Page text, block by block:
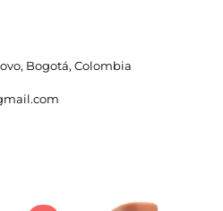
Bogotá, Colombia